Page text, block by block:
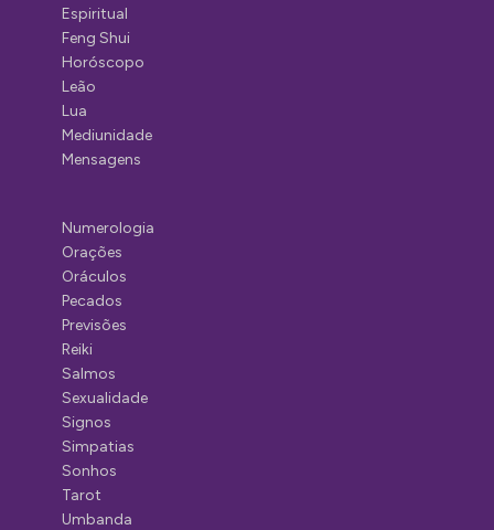
Espiritual
Feng Shui
Horóscopo
Leão
Lua
Mediunidade
Mensagens
Numerologia
Orações
Oráculos
Pecados
Previsões
Reiki
Salmos
Sexualidade
Signos
Simpatias
Sonhos
Tarot
Umbanda